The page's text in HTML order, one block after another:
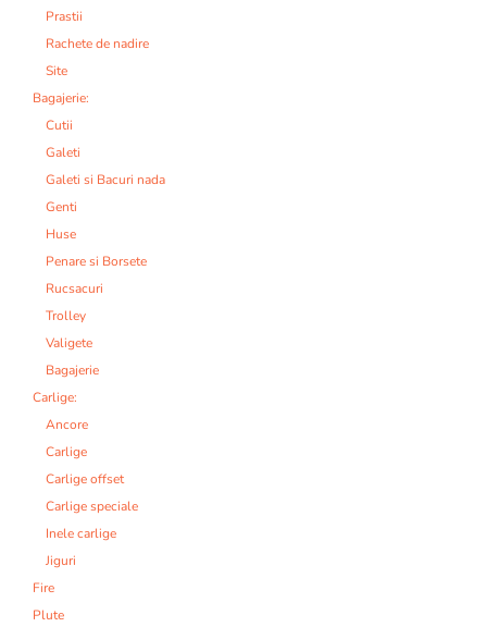
Prastii
Rachete de nadire
Site
Bagajerie:
Cutii
Galeti
Galeti si Bacuri nada
Genti
Huse
Penare si Borsete
Rucsacuri
Trolley
Valigete
Bagajerie
Carlige:
Ancore
Carlige
Carlige offset
Carlige speciale
Inele carlige
Jiguri
Fire
Plute